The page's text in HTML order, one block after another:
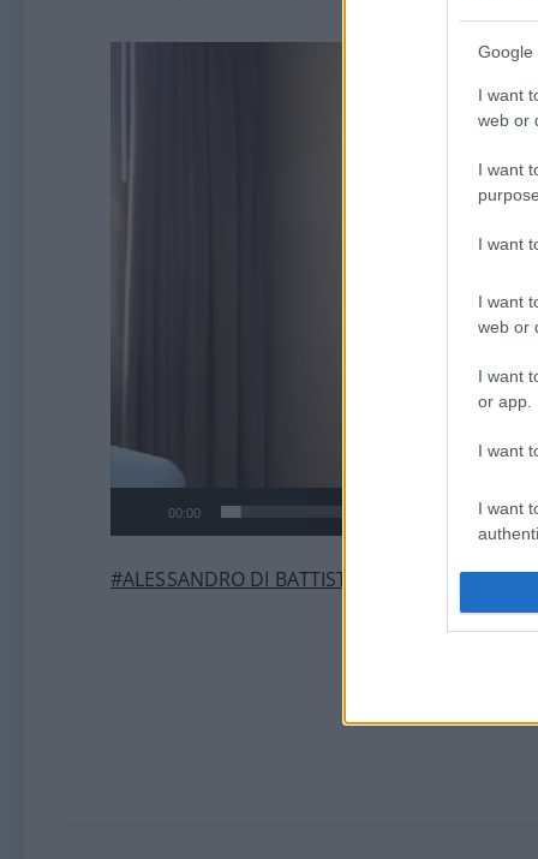
Google
I want
web or
I want
I want
I want
web or
I want
or app.
I want
I want
00:00
#ALESSANDRO DI BATTISTA #VIRGINIA